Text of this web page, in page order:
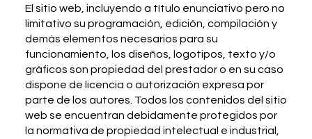
El sitio web, incluyendo a título enunciativo pero no
limitativo su programación, edición, compilación y
demás elementos necesarios para su
funcionamiento, los diseños, logotipos, texto y/o
gráficos son propiedad del prestador o en su caso
dispone de licencia o autorización expresa por
parte de los autores. Todos los contenidos del sitio
web se encuentran debidamente protegidos por
la normativa de propiedad intelectual e industrial,